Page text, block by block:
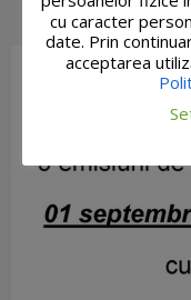
cu caracter
date. Prin
acceptarea